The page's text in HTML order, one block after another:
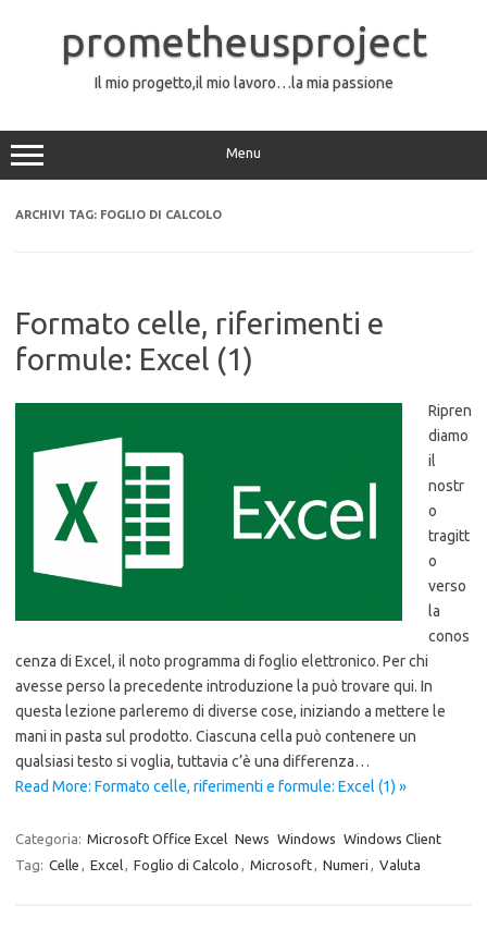
contenutoprometheusproject
Il mio progetto,il mio lavoro…la mia passione
Menu
ARCHIVI TAG: FOGLIO DI CALCOLO
Formato celle, riferimenti e
formule: Excel (1)
Ripren
diamo
il
nostr
o
tragitt
o
verso
la
conos
cenza di Excel, il noto programma di foglio elettronico. Per chi
avesse perso la precedente introduzione la può trovare qui. In
questa lezione parleremo di diverse cose, iniziando a mettere le
mani in pasta sul prodotto. Ciascuna cella può contenere un
qualsiasi testo si voglia, tuttavia c’è una differenza…
Read More: Formato celle, riferimenti e formule: Excel (1) »
Categoria: Microsoft Office Excel News Windows Windows Client
Tag: Celle , Excel, Foglio di Calcolo , Microsoft, Numeri , Valuta